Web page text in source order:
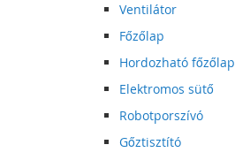
Ventilátor
Főzőlap
Hordozható főzőlap
Elektromos sütő
Robotporszívó
Gőztisztító